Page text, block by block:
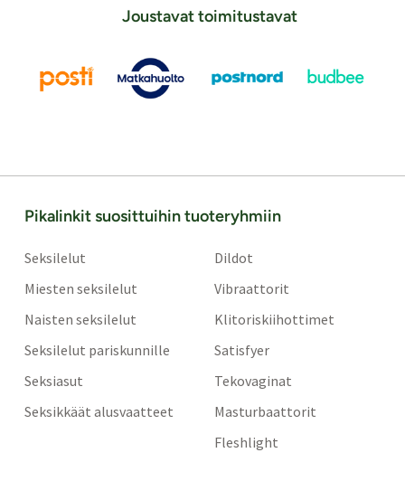
Joustavat toimitustavat
Pikalinkit suosittuihin tuoteryhmiin
Seksilelut
Miesten seksilelut
Naisten seksilelut
Seksilelut pariskunnille
Seksiasut
Seksikkäät alusvaatteet
Dildot
Vibraattorit
Klitoriskiihottimet
Satisfyer
Tekovaginat
Masturbaattorit
Fleshlight